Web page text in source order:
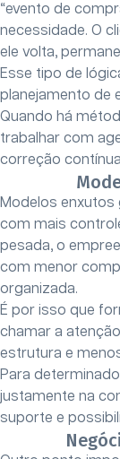
“evento de
necessidade. O
ele volta,
Esse tipo de
planejamento de
Quando há
trabalhar com
correção
Modelos
com mais
pesada, o
com menor
organizada.
É por isso que
chamar a
estrutura e
Para
justamente na
suporte e